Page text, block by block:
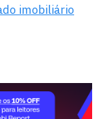
imobiliário